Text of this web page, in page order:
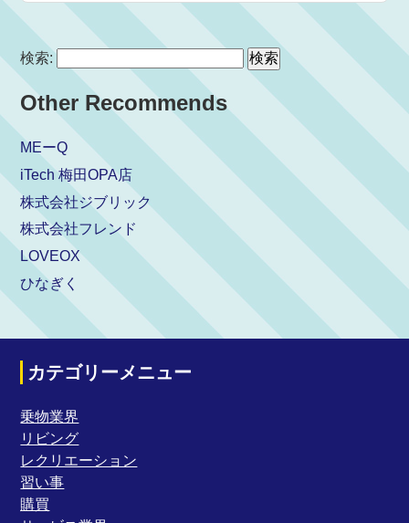
検索:
Other Recommends
MEーQ
iTech 梅田OPA店
株式会社ジブリック
株式会社フレンド
LOVEOX
ひなぎく
カテゴリーメニュー
乗物業界
リビング
レクリエーション
習い事
購買